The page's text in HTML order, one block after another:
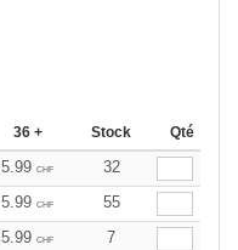
36 + Stock Qté
5.99 CHF
32
5.99 CHF
55
5.99 CHF
7